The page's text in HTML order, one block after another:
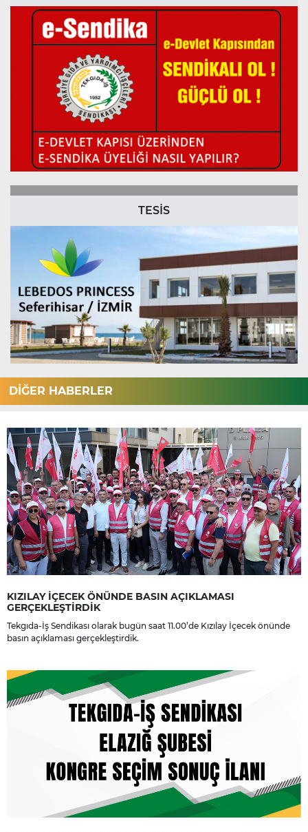
TESİS
DİĞER HABERLER
KIZILAY İÇECEK ÖNÜNDE BASIN AÇIKLAMASI
GERÇEKLEŞTİRDİK
Tekgıda-İş Sendikası olarak bugün saat 11.00’de Kızılay İçecek önünde
basın açıklaması gerçekleştirdik.